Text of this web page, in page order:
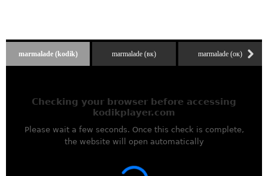
marmalade (kodik) marmalade (вк) marmalade (ок)